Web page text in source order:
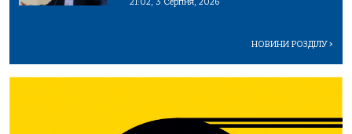
21:02, 3 Серпня, 2026
НОВИНИ РОЗДІЛУ>